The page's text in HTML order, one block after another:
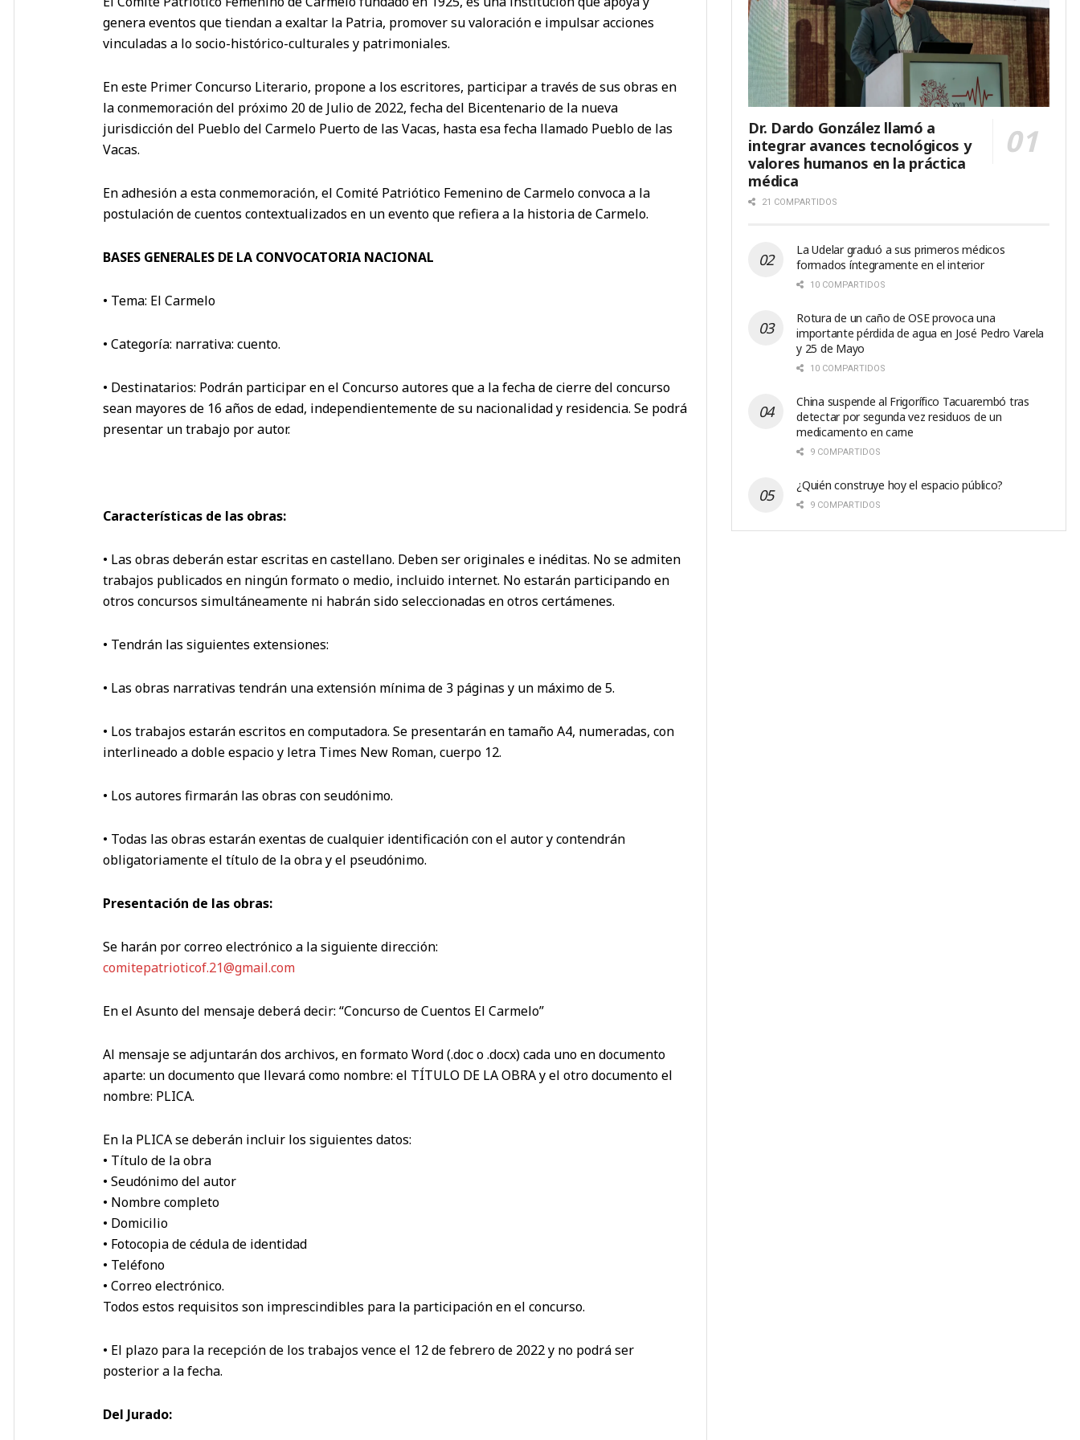
genera eventos que tiendan a exaltar la Patria, promover su valoración e impulsar acciones
vinculadas a lo socio-histórico-culturales y patrimoniales.
En este Primer Concurso Literario, propone a los escritores, participar a través de sus obras en
la conmemoración del próximo 20 de Julio de 2022, fecha del Bicentenario de la nueva
jurisdicción del Pueblo del Carmelo Puerto de las Vacas, hasta esa fecha llamado Pueblo de las
Vacas.
En adhesión a esta conmemoración, el Comité Patriótico Femenino de Carmelo convoca a la
postulación de cuentos contextualizados en un evento que refiera a la historia de Carmelo.
BASES GENERALES DE LA CONVOCATORIA NACIONAL
• Tema: El Carmelo
• Categoría: narrativa: cuento.
• Destinatarios: Podrán participar en el Concurso autores que a la fecha de cierre del concurso
sean mayores de 16 años de edad, independientemente de su nacionalidad y residencia. Se podrá
presentar un trabajo por autor.
Características de las obras:
• Las obras deberán estar escritas en castellano. Deben ser originales e inéditas. No se admiten
trabajos publicados en ningún formato o medio, incluido internet. No estarán participando en
otros concursos simultáneamente ni habrán sido seleccionadas en otros certámenes.
• Tendrán las siguientes extensiones:
• Las obras narrativas tendrán una extensión mínima de 3 páginas y un máximo de 5.
• Los trabajos estarán escritos en computadora. Se presentarán en tamaño A4, numeradas, con
interlineado a doble espacio y letra Times New Roman, cuerpo 12.
• Los autores firmarán las obras con seudónimo.
• Todas las obras estarán exentas de cualquier identificación con el autor y contendrán
obligatoriamente el título de la obra y el pseudónimo.
Presentación de las obras:
Se harán por correo electrónico a la siguiente dirección:
comitepatrioticof.21@gmail.com
En el Asunto del mensaje deberá decir: “Concurso de Cuentos El Carmelo”
Al mensaje se adjuntarán dos archivos, en formato Word (.doc o .docx) cada uno en documento
aparte: un documento que llevará como nombre: el TÍTULO DE LA OBRA y el otro documento el
nombre: PLICA.
En la PLICA se deberán incluir los siguientes datos:
• Título de la obra
• Seudónimo del autor
• Nombre completo
• Domicilio
• Fotocopia de cédula de identidad
• Teléfono
• Correo electrónico.
Todos estos requisitos son imprescindibles para la participación en el concurso.
• El plazo para la recepción de los trabajos vence el 12 de febrero de 2022 y no podrá ser
posterior a la fecha.
Del Jurado:
Dr. Dardo González llamó a
integrar avances tecnológicos y
valores humanos en la práctica
médica
21 COMPARTIDOS
La Udelar graduó a sus primeros médicos
formados íntegramente en el interior
10 COMPARTIDOS
Rotura de un caño de OSE provoca una
importante pérdida de agua en José Pedro Varela
y 25 de Mayo
10 COMPARTIDOS
China suspende al Frigorífico Tacuarembó tras
detectar por segunda vez residuos de un
medicamento en carne
9 COMPARTIDOS
¿Quién construye hoy el espacio público?
9 COMPARTIDOS